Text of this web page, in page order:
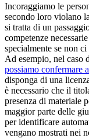
Incoraggiamo le
secondo loro violano
si tratta di un
competenze
specialmente se non
Ad esempio, nel caso
possiamo confermare
disponga di una
è necessario che il
presenza di materiale
maggior parte delle
per identificare
vengano mostrati nei